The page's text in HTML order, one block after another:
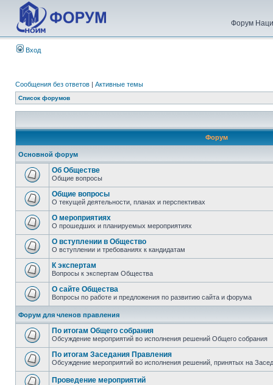
Форум
Вход
Сообщения без ответов | Активные темы
Список форумов
Форум
Основной форум
Об Обществе
Общие вопросы
Общие вопросы
О текущей деятельности, планах и перспективах
О мероприятиях
О прошедших и планируемых мероприятиях
О вступлении в Общество
О вступлении и требованиях к кандидатам
К экспертам
Вопросы к экспертам Общества
О сайте Общества
Вопросы по работе и предложения по развитию сайта и форума
Форум для членов правления
По итогам Общего собрания
Обсуждение мероприятий во исполнения решений Общего собрания
По итогам Заседания Правления
Обсуждение мероприятий во исполнения решений, принятых на
Проведение мероприятий